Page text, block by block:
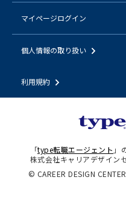
マイページログイン
個人情報の取り扱い
利用規約
「type転職エージェント 」
株式会社キャリアデザイン
© CAREER DESIGN